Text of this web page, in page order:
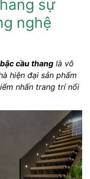
sự
nghệ
cầu thang là vô
hiện đại sản phẩm
nhấn trang trí nổi